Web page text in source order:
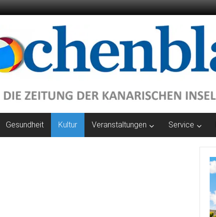
Gesundheit Kultur Veranstaltungen Service